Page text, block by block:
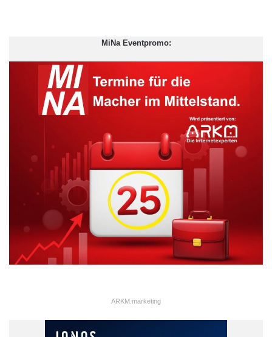
Quelle: Skitterphoto/pixabay.com
Die Frage nach der Bonität
Bernd Papenstein, Experte und Partner für
Mittelstandsfinanzierung bei derPwC
Beratungsgesellschaft, weiß, dass der Mittelstand wohl alles
MiNa Eventpromo:
ARKM.marketing